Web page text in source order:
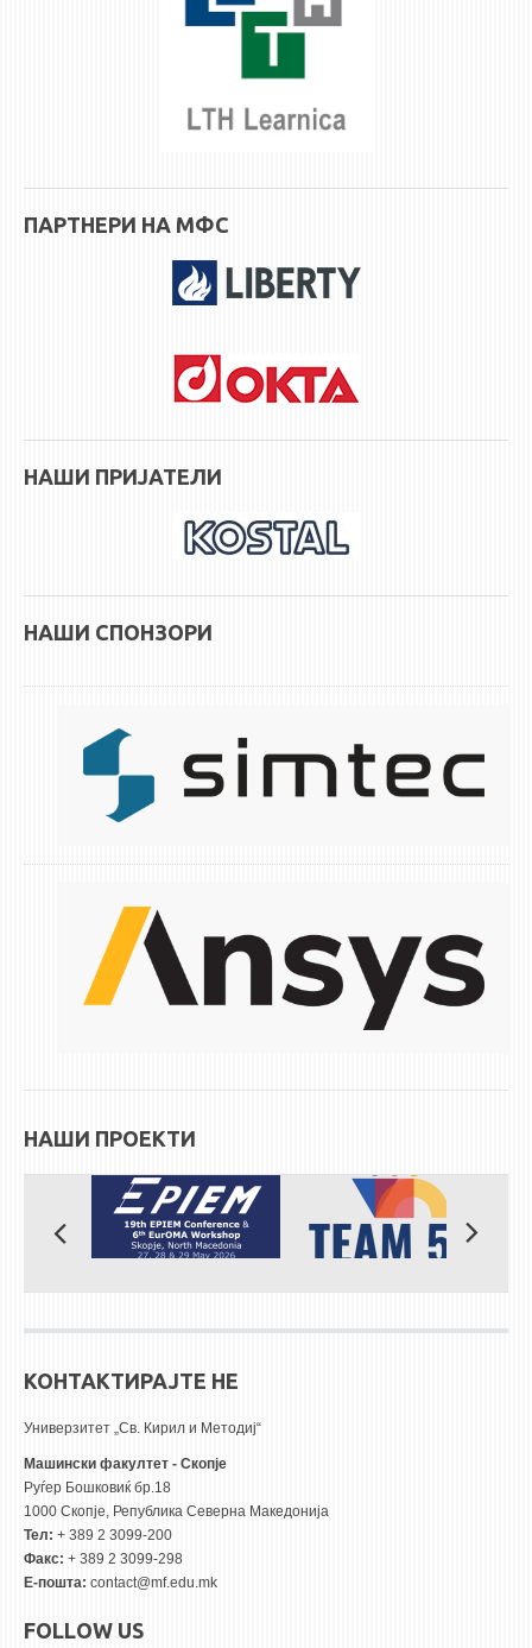
ПАРТНЕРИ НА МФС
НАШИ ПРИЈАТЕЛИ
НАШИ СПОНЗОРИ
НАШИ ПРОЕКТИ
КОНТАКТИРАЈТЕ НЕ
Универзитет „Св. Кирил и Методиј“
Машински факултет - Скопје
Руѓер Бошковиќ бр.18
1000 Скопје, Република Северна Македонија
Тел: + 389 2 3099-200
Факс: + 389 2 3099-298
Е-пошта: contact@mf.edu.mk
FOLLOW US